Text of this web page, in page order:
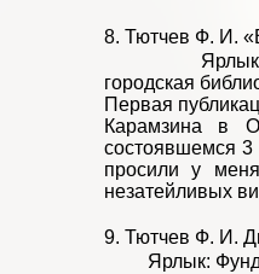
8. Тютчев Ф. И.
Ярлык:
городская
Первая
Карамзина в
состоявшемся 3
просили у
незатейливых
9. Тютчев Ф. И.
Ярлык: